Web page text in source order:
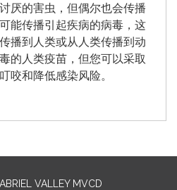
厌的害虫，但偶尔也会传播
能传播引起疾病的病毒，这
播到人类或从人类传播到动
的人类疫苗，但您可以采取
咬和降低感染风险。
VALLEY MVCD